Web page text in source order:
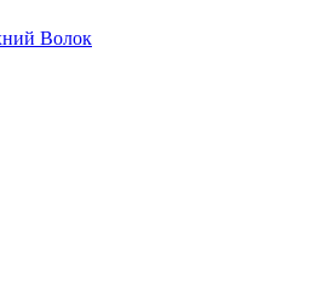
Волок